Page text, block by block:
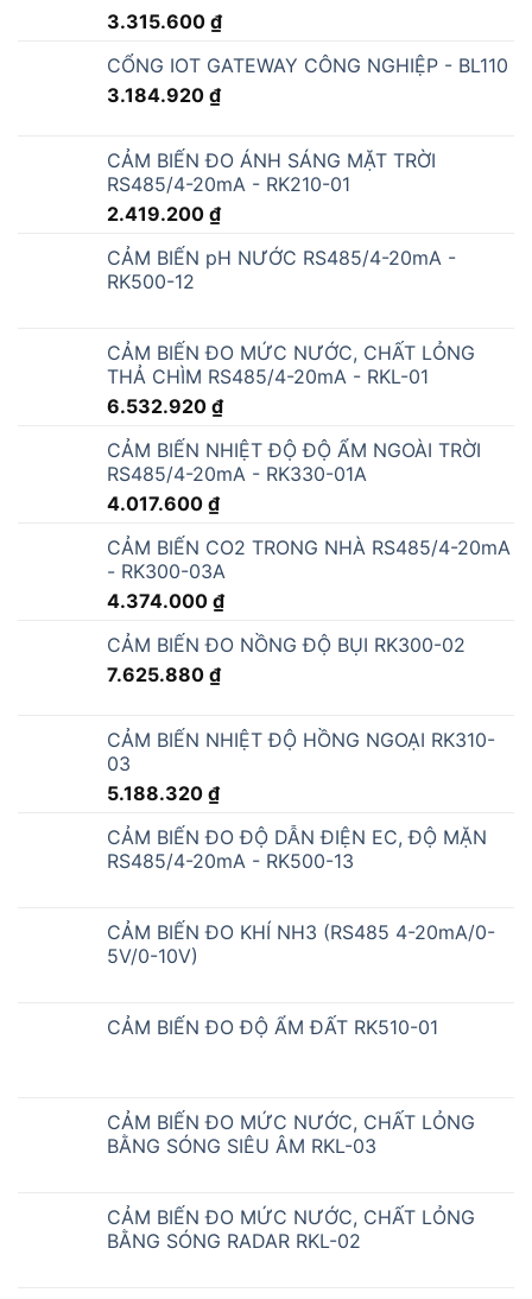
3.315.600 ₫
CỔNG IOT GATEWAY CÔNG NGHIỆP - BL110
3.184.920 ₫
CẢM BIẾN ĐO ÁNH SÁNG MẶT TRỜI
RS485/4-20mA - RK210-01
2.419.200 ₫
CẢM BIẾN pH NƯỚC RS485/4-20mA -
RK500-12
CẢM BIẾN ĐO MỨC NƯỚC, CHẤT LỎNG
THẢ CHÌM RS485/4-20mA - RKL-01
6.532.920 ₫
CẢM BIẾN NHIỆT ĐỘ ĐỘ ẨM NGOÀI TRỜI
RS485/4-20mA - RK330-01A
4.017.600 ₫
CẢM BIẾN CO2 TRONG NHÀ RS485/4-20mA
- RK300-03A
4.374.000 ₫
CẢM BIẾN ĐO NỒNG ĐỘ BỤI RK300-02
7.625.880 ₫
CẢM BIẾN NHIỆT ĐỘ HỒNG NGOẠI RK310-
03
5.188.320 ₫
CẢM BIẾN ĐO ĐỘ DẪN ĐIỆN EC, ĐỘ MẶN
RS485/4-20mA - RK500-13
CẢM BIẾN ĐO KHÍ NH3 (RS485 4-20mA/0-
5V/0-10V)
CẢM BIẾN ĐO ĐỘ ẨM ĐẤT RK510-01
CẢM BIẾN ĐO MỨC NƯỚC, CHẤT LỎNG
BẰNG SÓNG SIÊU ÂM RKL-03
CẢM BIẾN ĐO MỨC NƯỚC, CHẤT LỎNG
BẰNG SÓNG RADAR RKL-02